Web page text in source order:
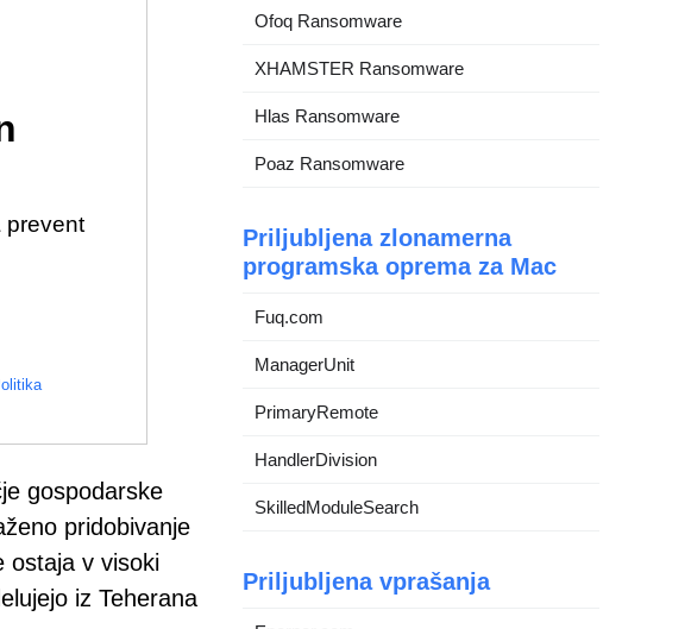
prevent
gospodarske
pridobivanje
ostaja v visoki
iz Teherana
Ofoq Ransomware
XHAMSTER Ransomware
Hlas Ransomware
Poaz Ransomware
Priljubljena zlonamerna
programska oprema za Mac
Fuq.com
ManagerUnit
PrimaryRemote
HandlerDivision
SkilledModuleSearch
Priljubljena vprašanja